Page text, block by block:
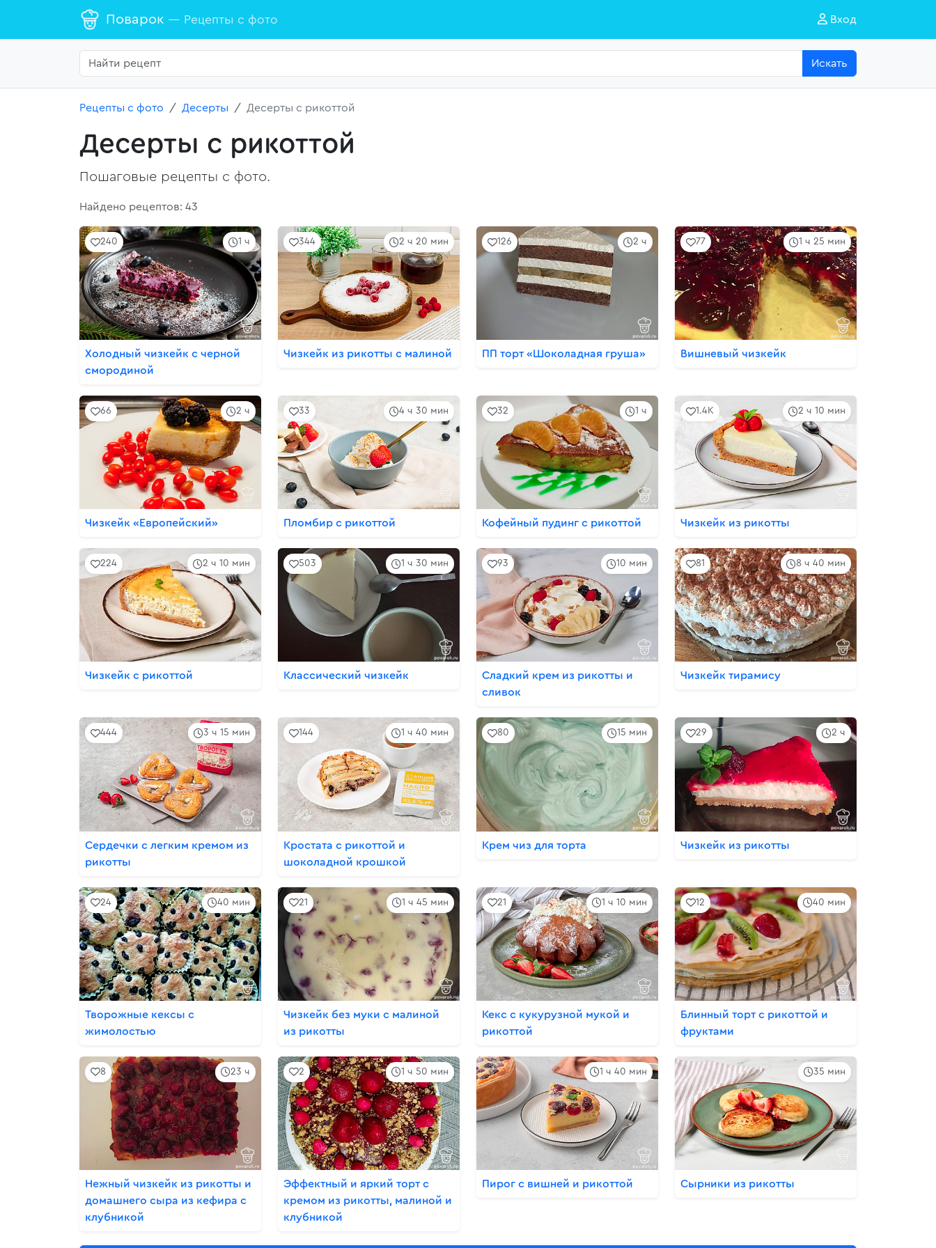
Поварок — Рецепты с фото Вход
Искать
Рецепты с фото Десерты Десерты с рикоттой
Десерты с рикоттой
Пошаговые рецепты с фото.
Найдено рецептов: 43
1 ч
240
Холодный чизкейк с черной
смородиной
2 ч 20 мин
344
Чизкейк из рикотты с малиной
2 ч
126
ПП торт «Шоколадная груша»
1 ч 25 мин
77
Вишневый чизкейк
2 ч
66
Чизкейк «Европейский»
4 ч 30 мин
33
Пломбир с рикоттой
1 ч
32
Кофейный пудинг с рикоттой
2 ч 10 мин
1.4K
Чизкейк из рикотты
2 ч 10 мин
224
Чизкейк с рикоттой
1 ч 30 мин
503
Классический чизкейк
10 мин
93
Сладкий крем из рикотты и
сливок
8 ч 40 мин
81
Чизкейк тирамису
3 ч 15 мин
444
Сердечки с легким кремом из
рикотты
1 ч 40 мин
144
Кростата с рикоттой и
шоколадной крошкой
15 мин
80
Крем чиз для торта
2 ч
29
Чизкейк из рикотты
40 мин
24
Творожные кексы с
жимолостью
1 ч 45 мин
21
Чизкейк без муки с малиной
из рикотты
1 ч 10 мин
21
Кекс с кукурузной мукой и
рикоттой
40 мин
12
Блинный торт с рикоттой и
фруктами
23 ч
8
Нежный чизкейк из рикотты и
домашнего сыра из кефира с
клубникой
1 ч 50 мин
2
Эффектный и яркий торт с
кремом из рикотты, малиной и
клубникой
1 ч 40 мин
Пирог с вишней и рикоттой
35 мин
Сырники из рикотты